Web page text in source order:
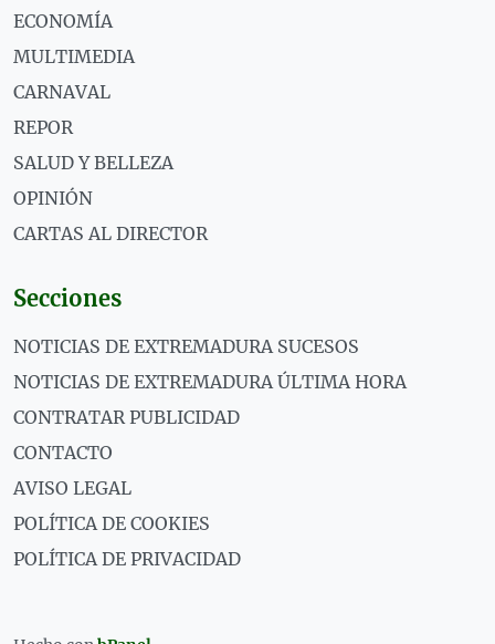
ECONOMÍA
MULTIMEDIA
CARNAVAL
REPOR
SALUD Y BELLEZA
OPINIÓN
CARTAS AL DIRECTOR
Secciones
NOTICIAS DE EXTREMADURA SUCESOS
NOTICIAS DE EXTREMADURA ÚLTIMA HORA
CONTRATAR PUBLICIDAD
CONTACTO
AVISO LEGAL
POLÍTICA DE COOKIES
POLÍTICA DE PRIVACIDAD